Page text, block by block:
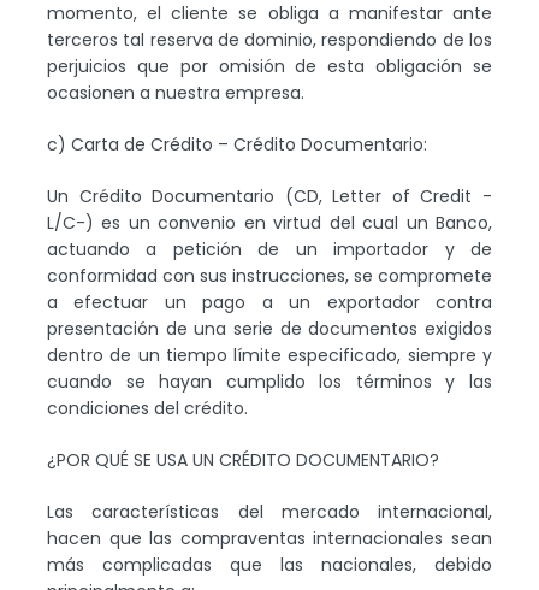
momento, el cliente se obliga a manifestar ante
terceros tal reserva de dominio, respondiendo de los
perjuicios que por omisión de esta obligación se
ocasionen a nuestra empresa.
c) Carta de Crédito – Crédito Documentario:
Un Crédito Documentario (CD, Letter of Credit -
L/C-) es un convenio en virtud del cual un Banco,
actuando a petición de un importador y de
conformidad con sus instrucciones, se compromete
a efectuar un pago a un exportador contra
presentación de una serie de documentos exigidos
dentro de un tiempo límite especificado, siempre y
cuando se hayan cumplido los términos y las
condiciones del crédito.
¿POR QUÉ SE USA UN CRÉDITO DOCUMENTARIO?
Las características del mercado internacional,
hacen que las compraventas internacionales sean
más complicadas que las nacionales, debido